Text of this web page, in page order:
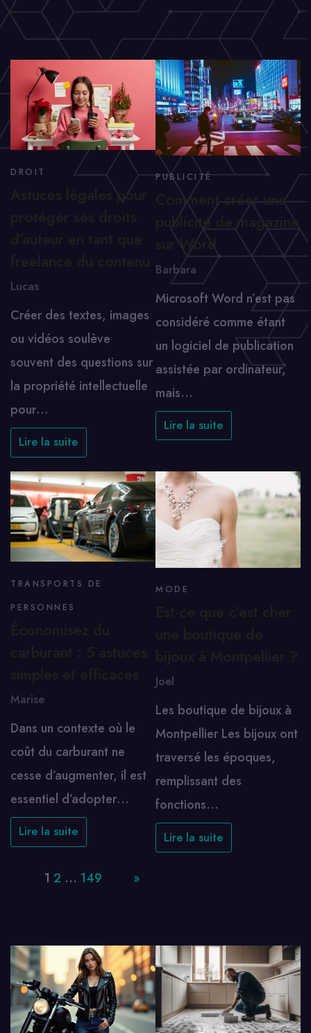
DROIT
Astuces légales pour
Lucas
Créer des textes, images
ou vidéos soulève
souvent des questions sur
la propriété intellectuelle
pour…
Lire la suite
PUBLICITÉ
Comment créer une
publicité de magazine
sur Word
Barbara
Microsoft Word n’est pas
considéré comme étant
un logiciel de publication
assistée par ordinateur,
mais…
Lire la suite
TRANSPORTS DE
PERSONNES
Marise
Dans un contexte où le
coût du carburant ne
cesse d’augmenter, il est
essentiel d’adopter…
Lire la suite
MODE
Joel
Les boutique de bijoux à
Montpellier Les bijoux ont
traversé les époques,
remplissant des
fonctions…
Lire la suite
1 2 … 149 »